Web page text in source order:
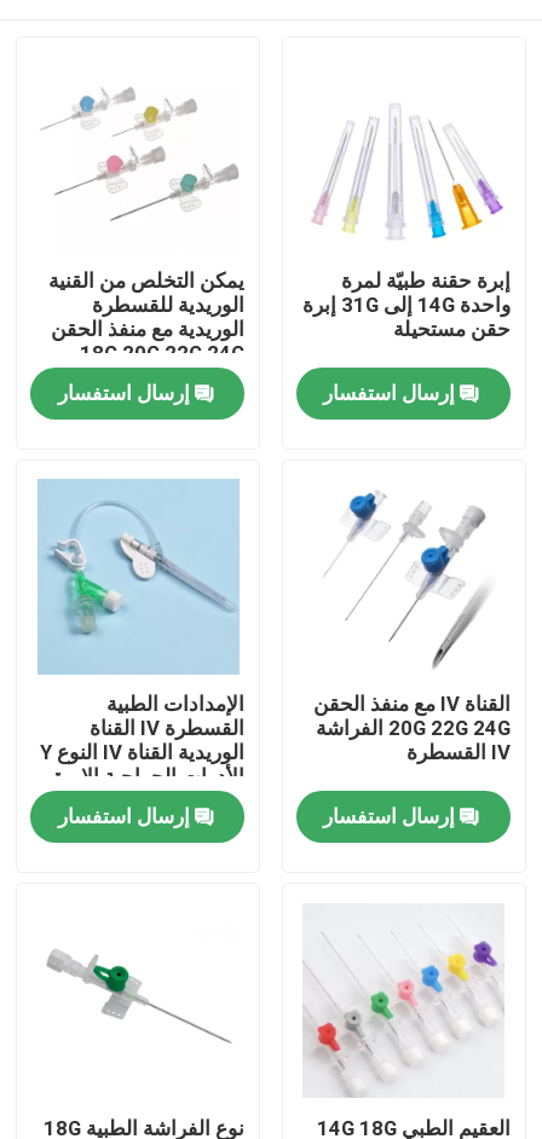
المنتجات
فيديوهات
جولة في المصنع
مراقبة الجودة
أخبار
قناع الأكسجين الطبي
قناع الأكسجين الفنتوري
إبرة حقنة طبيّة لمرة
واحدة 14G إلى 31G إبرة
حقن مستحيلة
إرسال استفسار
يمكن التخلص من القنية
الوريدية للقسطرة
الوريدية مع منفذ الحقن
18G 20G 22G 24G
إرسال استفسار
القناة IV مع منفذ الحقن
20G 22G 24G الفراشة
IV القسطرة
إرسال استفسار
الإمدادات الطبية
القسطرة IV القناة
الوريدية القناة IV النوع Y
الأدوات الجراحية الإبرة
القناة IV
إرسال استفسار
العقيم الطبي 14G 18G نوع الفراشة الطبية 18G